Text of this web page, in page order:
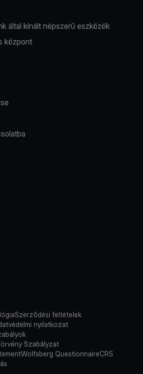
által kínált népszerű eszközök
központ
Szerződési feltételek
nyilatkozat
Szabályzat
Wolfsberg QuestionnaireCRS